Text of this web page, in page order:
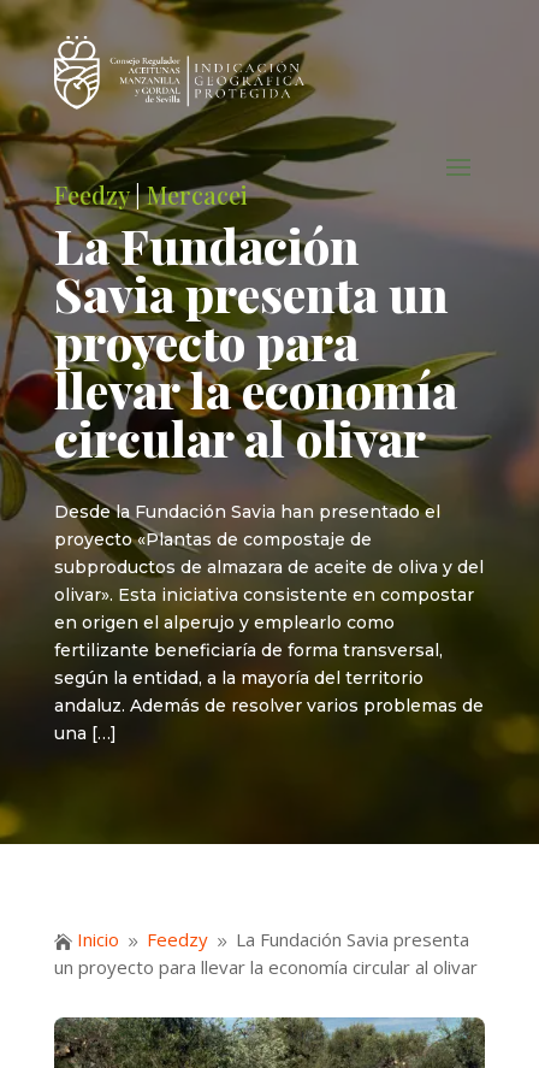
Feedzy|Mercacei
La Fundación
Savia presenta un
proyecto para
llevar la economía
circular al olivar
Desde la Fundación Savia han presentado el
proyecto «Plantas de compostaje de
subproductos de almazara de aceite de oliva y del
olivar». Esta iniciativa consistente en compostar
en origen el alperujo y emplearlo como
fertilizante beneficiaría de forma transversal,
según la entidad, a la mayoría del territorio
andaluz. Además de resolver varios problemas de
una […]
 Inicio 9 Feedzy 9 La Fundación Savia presenta
un proyecto para llevar la economía circular al olivar